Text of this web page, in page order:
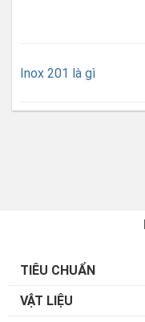
Inox 201 là gì
TIÊU CHUẨN
VẬT LIỆU